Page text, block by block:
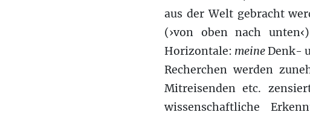
aus der Welt gebracht
(›von oben nach
Horizontale: meineDenk-
Recherchen werden
Mitreisenden etc.
wissenschaftliche